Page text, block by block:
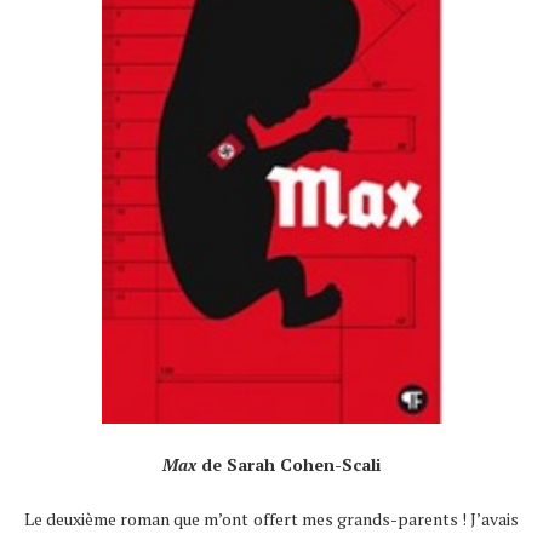
Maxde Sarah Cohen-Scali
Le deuxième roman que m’ont offert mes grands-parents ! J’avais